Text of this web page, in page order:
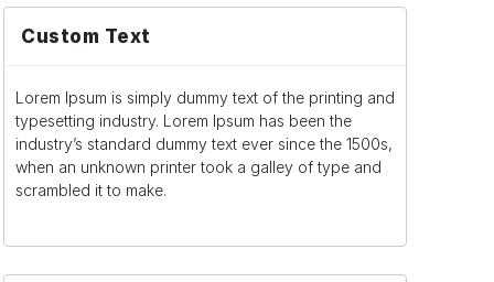
Custom Text
Lorem Ipsum is simply dummy text of the printing and
typesetting industry. Lorem Ipsum has been the
industry’s standard dummy text ever since the 1500s,
when an unknown printer took a galley of type and
scrambled it to make.